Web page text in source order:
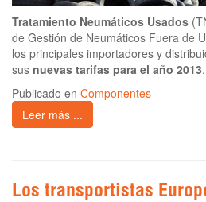
Tratamiento Neumáticos Usados
de Gestión de Neumáticos Fuera de
los principales importadores y
sus nuevas tarifas para el año 2013.
Publicado en Componentes
Leer más ...
Los transportistas